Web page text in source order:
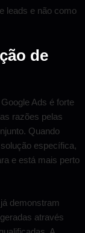
leads e não como
de
Ads é forte
razões pelas
Quando
específica,
e está mais perto
demonstram
através